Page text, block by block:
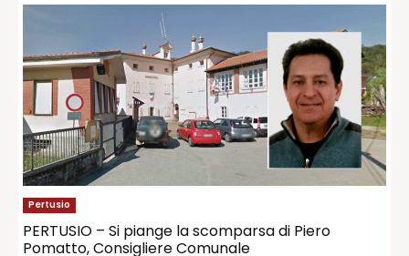
Pertusio
PERTUSIO – Si piange la scomparsa di Piero
Pomatto, Consigliere Comunale